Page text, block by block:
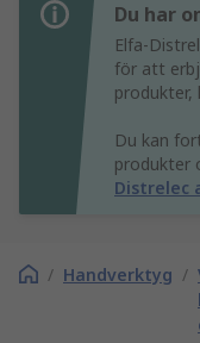
Du har
Elfa-
för att
Du kan
produkter
Distrelec
/ Handverktyg /